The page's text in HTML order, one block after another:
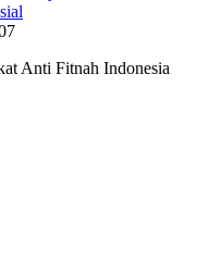
Anti Fitnah Indonesia